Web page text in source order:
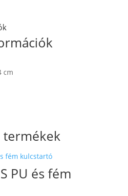
cm
termékek
PU és fém